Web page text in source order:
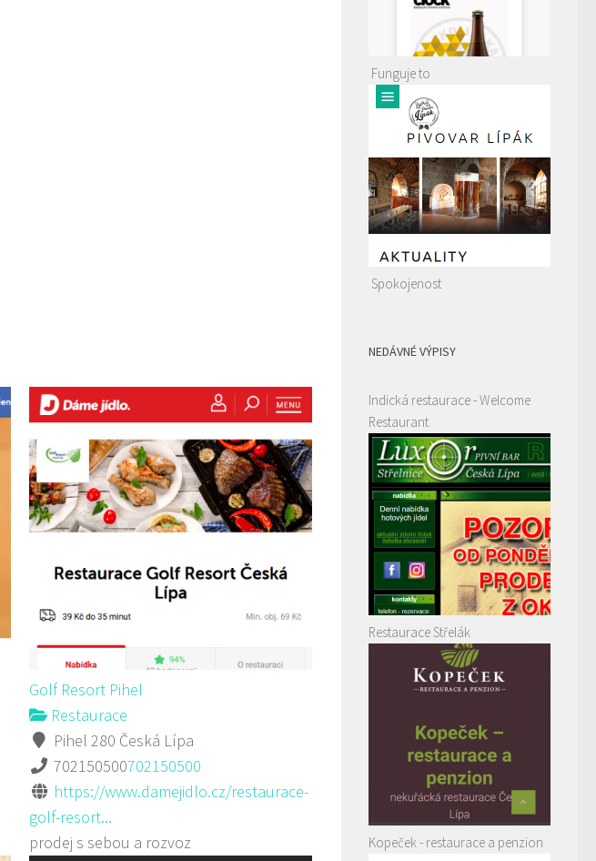
Golf Resort Pihel
Restaurace
Pihel 280 Česká Lípa
702150500702150500
https://www.damejidlo.cz/restaurace-
golf-resort...
prodej s sebou a rozvoz
Funguje to
Spokojenost
NEDÁVNÉ VÝPISY
Indická restaurace - Welcome
Restaurant
Restaurace Střelák
Kopeček - restaurace a penzion